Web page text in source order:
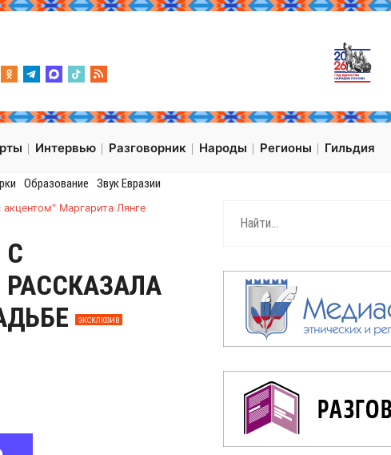
Интервью Разговорник Народы Регионы Гильдия
Образование Звук Евразии
Маргарита Лянге
С
ЭКСКЛЮЗИВ